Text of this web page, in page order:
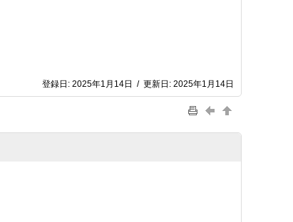
登録日: 2025年1月14日 / 更新日: 2025年1月14日